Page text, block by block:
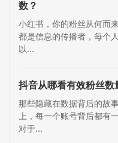
数？
小红书，你的粉丝从何而
都是信息的传播者，每个
以...
抖音从哪看有效粉丝数
那些隐藏在数据背后的故
上，每一个账号背后都
对于...